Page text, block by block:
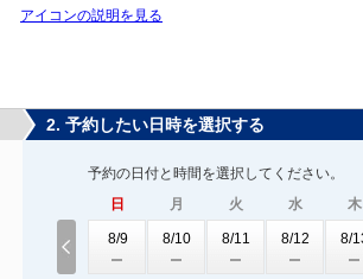
アイコンの説明を見る
2. 予約したい日時を選択する
予約の日付と時間を選択してください。
日
8/9
月
8/10
火
8/11
水
8/12
木
8/